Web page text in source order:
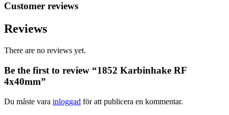
Customer reviews
Reviews
There are no reviews yet.
Be the first to review “1852 Karbinhake RF
4x40mm”
Du måste vara inloggad för att publicera en kommentar.